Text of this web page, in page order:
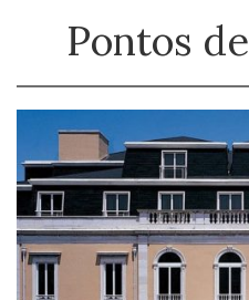
Pontos